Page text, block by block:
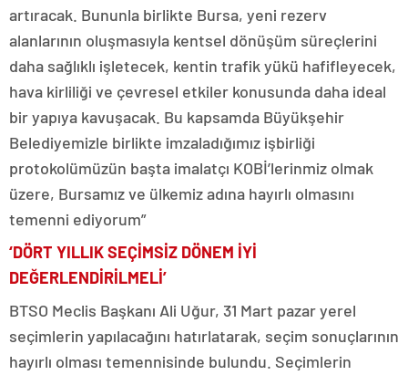
artıracak. Bununla birlikte Bursa, yeni rezerv
alanlarının oluşmasıyla kentsel dönüşüm süreçlerini
daha sağlıklı işletecek, kentin trafik yükü hafifleyecek,
hava kirliliği ve çevresel etkiler konusunda daha ideal
bir yapıya kavuşacak. Bu kapsamda Büyükşehir
Belediyemizle birlikte imzaladığımız işbirliği
protokolümüzün başta imalatçı KOBİ’lerinmiz olmak
üzere, Bursamız ve ülkemiz adına hayırlı olmasını
temenni ediyorum”
‘DÖRT YILLIK SEÇİMSİZ DÖNEM İYİ
DEĞERLENDİRİLMELİ’
BTSO Meclis Başkanı Ali Uğur, 31 Mart pazar yerel
seçimlerin yapılacağını hatırlatarak, seçim sonuçlarının
hayırlı olması temennisinde bulundu. Seçimlerin